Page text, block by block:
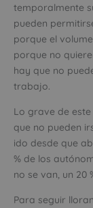
temporalmente
pueden
porque el
porque no
hay que no
trabajo.
Lo grave de
que no pueden
ido desde que
% de los
no se van, un 20
Para seguir